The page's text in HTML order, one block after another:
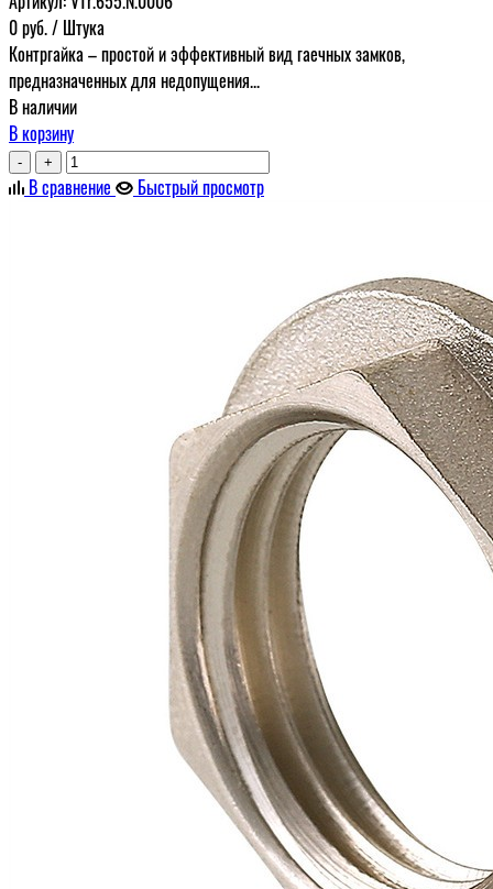
0руб./ Штука
Контргайка – простой и эффективный вид гаечных замков,
предназначенных для недопущения...
В наличии
В корзину
- +
В сравнение Быстрый просмотр